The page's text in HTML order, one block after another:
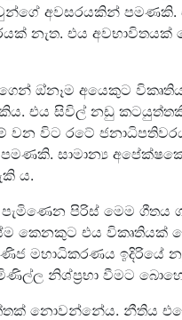
අවසරයකින් පමණකි.
නැත. එය
ඔ්නෑම අයෙකුට
එය සිවිල් නඩු
වන විට රටේ
සාමාන්‍ය
ය.
පිරිස් මෙම ගීතය
කෙනකුට එය විකෘතියක්
ඉදිරියේ නඩු
නිශ්ප්‍රභා වීමට
නොවන්නේය. නීතිය